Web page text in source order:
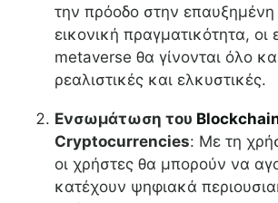
την πρόοδο στην επαυξημένη
εικονική πραγματικότητα, οι
metaverse θα γίνονται όλο
ρεαλιστικές και ελκυστικές.
Ενσωμάτωση του
Cryptocurrencies: Με τη
οι χρήστες θα μπορούν να
κατέχουν ψηφιακά